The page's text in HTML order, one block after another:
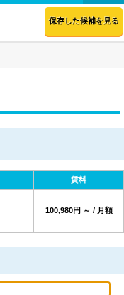
保存した候補を見る
賃料
100,980円 ～ / 月額